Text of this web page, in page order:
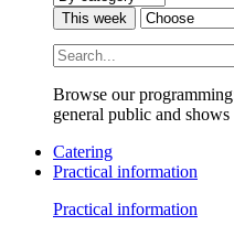
This week
Browse our
general public and shows
Catering
Practical information
Practical information